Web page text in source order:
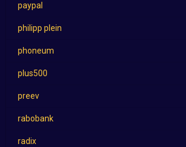
paypal
philipp plein
phoneum
plus500
preev
rabobank
radix